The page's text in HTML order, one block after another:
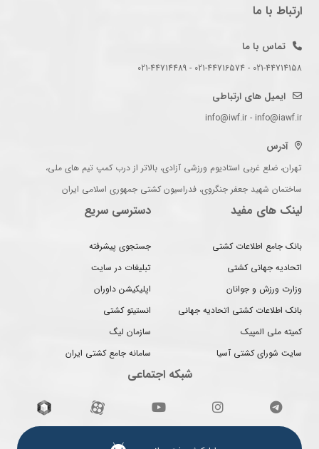
ارتباط با ما
تماس با ما
021-44714158 - 021-44716574 - 021-44714489
ایمیل های ارتباطی
info@iwf.ir - info@iawf.ir
آدرس
تهران، ضلع غربی استادیوم ورزشی آزادی، بالاتر از درب کمپ تیم های ملی،
ساختمان شهید جعفر جنگروی، فدراسیون کشتی جمهوری اسلامی ایران
لینک های مفید
بانک جامع اطلاعات کشتی
اتحادیه جهانی کشتی
وزارت ورزش و جوانان
بانک اطلاعات کشتی اتحادیه جهانی
کمیته ملی المپیک
سایت شورای کشتی آسیا
دسترسی سریع
جستجوی پیشرفته
تبلیغات در سایت
اپلیکیشن داوران
انستیتو کشتی
سازمان لیگ
سامانه جامع کشتی ایران
شبکه اجتماعی